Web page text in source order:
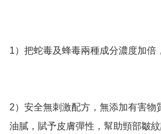
1）把蛇毒及蜂毒兩種成分濃度加倍
2）安全無刺激配方，無添加有害物
油膩，賦予皮膚彈性，幫助頸部皺紋